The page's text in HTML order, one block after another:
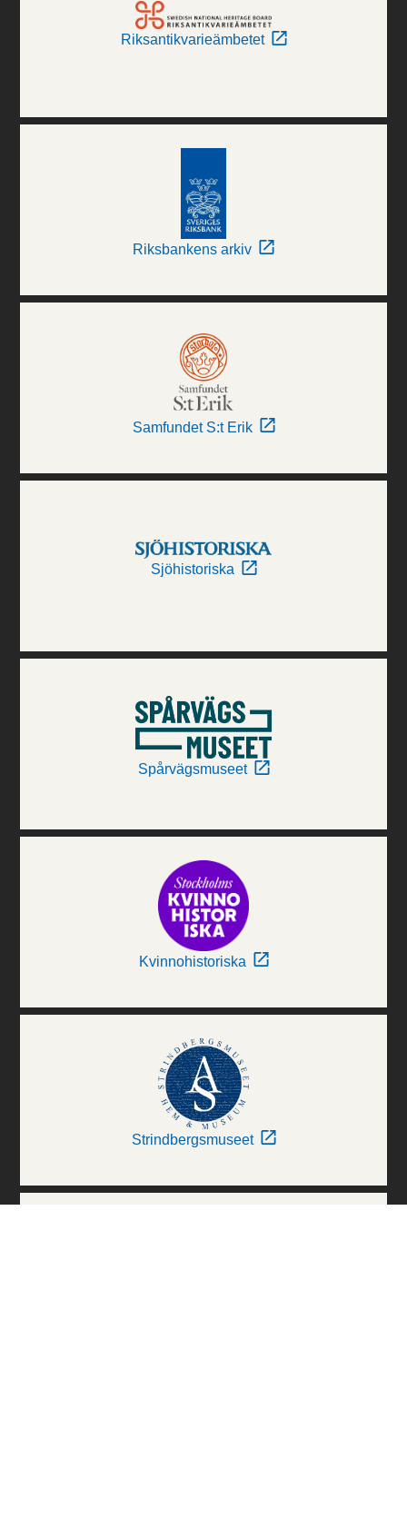
Riksantikvarieämbetet
Riksbankens arkiv
Samfundet S:t Erik
Sjöhistoriska
Spårvägsmuseet
Kvinnohistoriska
Strindbergsmuseet